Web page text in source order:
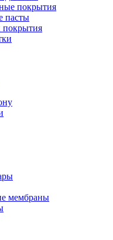
покрытия
пасты
покрытия
мембраны